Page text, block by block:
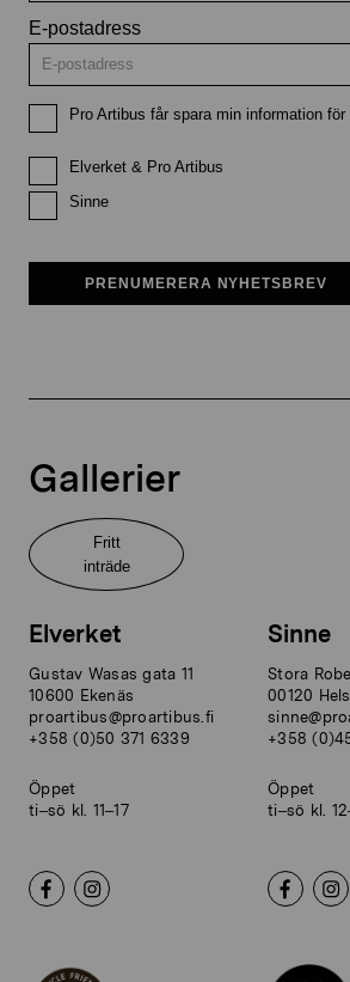
E-postadress
Pro Artibus får spara min information
Elverket & Pro Artibus
Sinne
PRENUMERERA NYHETSBREV
Gallerier
Fritt
inträde
Elverket
Gustav Wasas gata 11
10600 Ekenäs
proartibus@proartibus.fi
+358 (0)50 371 6339
Öppet
ti–sö kl. 11–17
Sinne
Stora
00120
+358
Öppet
ti–sö kl.